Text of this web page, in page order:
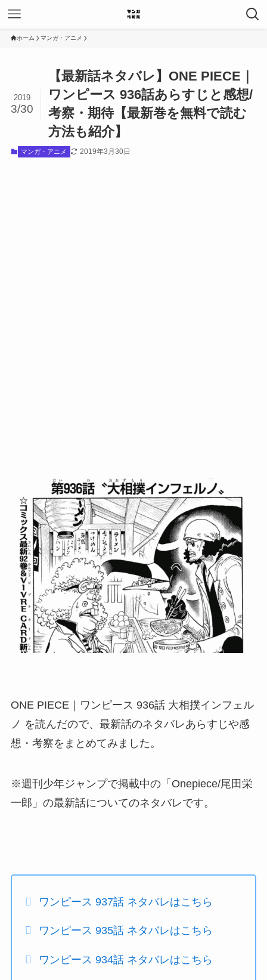
ホーム マンガ・アニメ
【最新話ネタバレ】ONE PIECE｜
ワンピース 936話あらすじと感想/
考察・期待【最新巻を無料で読む
方法も紹介】
2019
3/30
マンガ・アニメ 2019年3月30日
ONE PIECE｜ワンピース 936話 大相撲インフェル
ノ を読んだので、最新話のネタバレあらすじや感
想・考察をまとめてみました。
※週刊少年ジャンプで掲載中の「Onepiece/尾田栄
一郎」の最新話についてのネタバレです。
ワンピース 937話 ネタバレはこちら
ワンピース 935話 ネタバレはこちら
ワンピース 934話 ネタバレはこちら